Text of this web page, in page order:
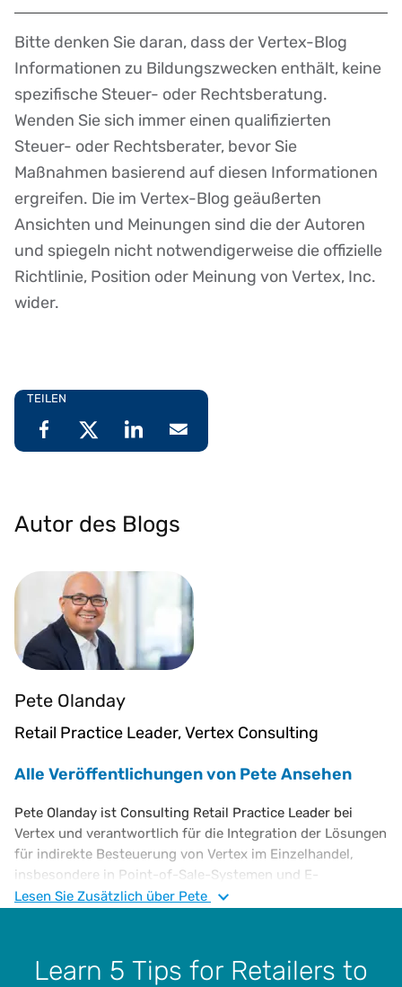
Disclaimer
Bitte denken Sie daran, dass der Vertex-Blog
Informationen zu Bildungszwecken enthält, keine
spezifische Steuer- oder Rechtsberatung.
Wenden Sie sich immer einen qualifizierten
Steuer- oder Rechtsberater, bevor Sie
Maßnahmen basierend auf diesen Informationen
ergreifen. Die im Vertex-Blog geäußerten
Ansichten und Meinungen sind die der Autoren
und spiegeln nicht notwendigerweise die offizielle
Richtlinie, Position oder Meinung von Vertex, Inc.
wider.
TEILEN
Autor des Blogs
Pete Olanday
Retail Practice Leader, Vertex Consulting
Alle Veröffentlichungen von Pete Ansehen
Pete Olanday ist Consulting Retail Practice Leader bei
Vertex und verantwortlich für die Integration der Lösungen
für indirekte Besteuerung von Vertex im Einzelhandel,
insbesondere in Point-of-Sale-Systemen und E-
Commerce-Plattformen. Bevor er zu Vertex kam, arbeitete
Mellon University.
Lesen Sie Zusätzlich über Pete
Learn 5 Tips for Retailers to